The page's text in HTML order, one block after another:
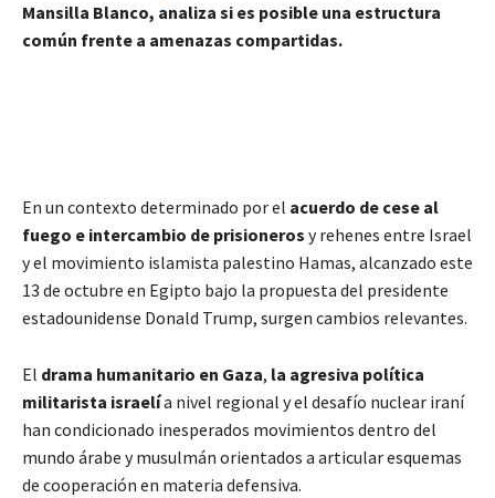
Mansilla Blanco, analiza si es posible una estructura
común frente a amenazas compartidas.
En un contexto determinado por el acuerdo de cese al
fuego e intercambio de prisioneros y rehenes entre Israel
y el movimiento islamista palestino Hamas, alcanzado este
13 de octubre en Egipto bajo la propuesta del presidente
estadounidense Donald Trump, surgen cambios relevantes.
El drama humanitario en Gaza, la agresiva política
militarista israelía nivel regional y el desafío nuclear iraní
han condicionado inesperados movimientos dentro del
mundo árabe y musulmán orientados a articular esquemas
de cooperación en materia defensiva.